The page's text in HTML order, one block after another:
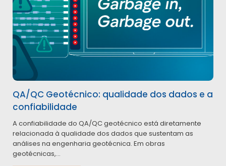
QA/QC Geotécnico: qualidade dos dados e a
confiabilidade
A confiabilidade do QA/QC geotécnico está diretamente
relacionada à qualidade dos dados que sustentam as
análises na engenharia geotécnica. Em obras
geotécnicas,...